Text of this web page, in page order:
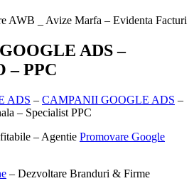
AWB _ Avize Marfa – Evidenta Facturi
ADS –
– PPC
ADS – CAMPANII GOOGLE ADS –
– Specialist PPC
– Agentie Promovare Google
– Dezvoltare Branduri & Firme